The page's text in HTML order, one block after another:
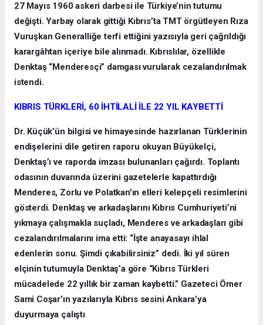
27 Mayıs 1960 askeri darbesi ile Türkiye’nin tutumu
değişti. Yarbay olarak gittiği Kıbrıs’ta TMT örgütleyen Rıza
Vuruşkan Generalliğe terfi ettiğini yazısıyla geri çağrıldığı
karargâhtan içeriye bile alınmadı. Kıbrıslılar, özellikle
Denktaş “Menderesçi” damgası vurularak cezalandırılmak
istendi.
KIBRIS TÜRKLERİ, 60 İHTİLALİ İLE 22 YIL KAYBETTİ
Dr. Küçük’ün bilgisi ve himayesinde hazırlanan Türklerinin
endişelerini dile getiren raporu okuyan Büyükelçi,
Denktaş’ı ve raporda imzası bulunanları çağırdı. Toplantı
odasının duvarında üzerini gazetelerle kapattırdığı
Menderes, Zorlu ve Polatkan’ın elleri kelepçeli resimlerini
gösterdi. Denktaş ve arkadaşlarını Kıbrıs Cumhuriyeti’ni
yıkmaya çalışmakla suçladı, Menderes ve arkadaşları gibi
cezalandırılmalarını ima etti: “İşte anayasayı ihlal
edenlerin sonu. Şimdi çıkabilirsiniz” dedi. İki yıl süren
elçinin tutumuyla Denktaş’a göre “Kıbrıs Türkleri
mücadelede 22 yıllık bir zaman kaybetti.” Gazeteci Ömer
Sami Coşar’ın yazılarıyla Kıbrıs sesini Ankara’ya
duyurmaya çalıştı.